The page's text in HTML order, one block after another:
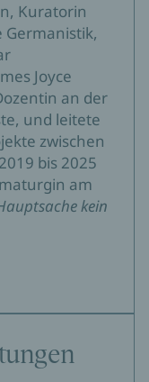
Kuratorin
Germanistik,
Joyce
an der
und leitete
zwischen
bis 2025
am
kein